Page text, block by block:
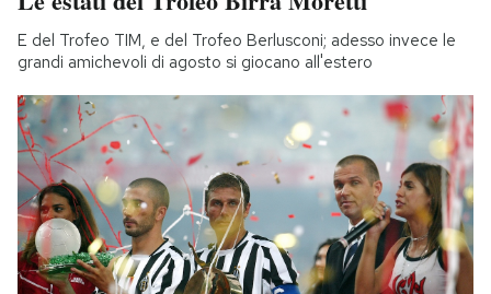
E del Trofeo TIM, e del Trofeo Berlusconi; adesso invece le
grandi amichevoli di agosto si giocano all'estero